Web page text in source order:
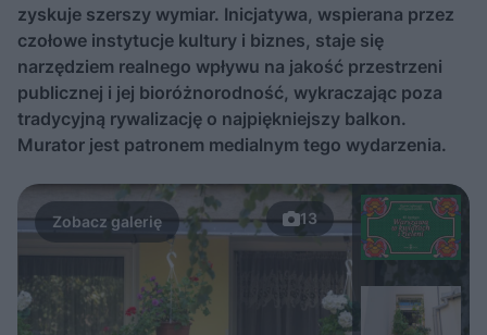
zyskuje szerszy wymiar. Inicjatywa, wspierana przez
czołowe instytucje kultury i biznes, staje się
narzędziem realnego wpływu na jakość przestrzeni
publicznej i jej bioróżnorodność, wykraczając poza
tradycyjną rywalizację o najpiękniejszy balkon.
Murator jest patronem medialnym tego wydarzenia.
13